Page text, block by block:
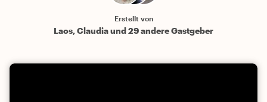
Erstellt von
Laos, Claudia und 29 andere Gastgeber